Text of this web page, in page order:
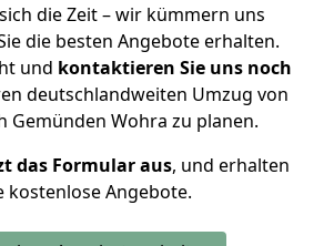
die Zeit – wir kümmern uns
die besten Angebote erhalten.
und kontaktieren Sie uns noch
deutschlandweiten Umzug von
Gemünden Wohra zu planen.
das Formular aus, und erhalten
kostenlose Angebote.